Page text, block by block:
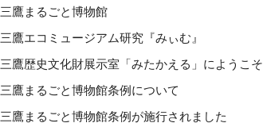
三鷹まるごと博物館
三鷹エコミュージアム研究『みぃむ』
三鷹歴史文化財展示室「みたかえる」にようこそ
三鷹まるごと博物館条例について
三鷹まるごと博物館条例が施行されました